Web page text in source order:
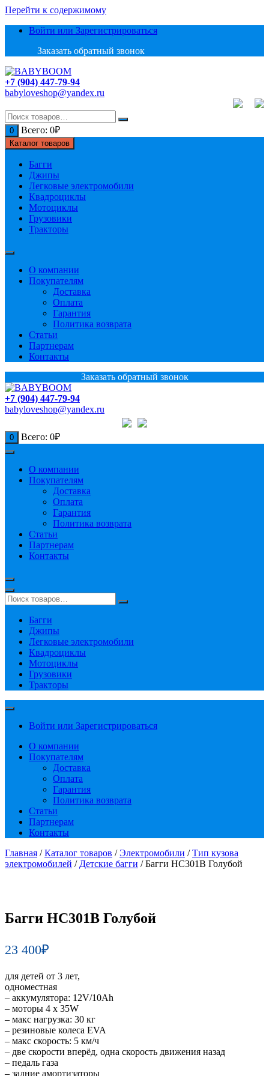
Перейти к содержимому
Войти или Зарегистрироваться
Заказать обратный звонок
+7 (904) 447-79-94
babyloveshop@yandex.ru
0 Всего: 0₽
Каталог товаров
Багги
Джипы
Легковые электромобили
Квадроциклы
Мотоциклы
Грузовики
Тракторы
О компании
Покупателям
Доставка
Оплата
Гарантия
Политика возврата
Статьи
Партнерам
Контакты
Заказать обратный звонок
+7 (904) 447-79-94
babyloveshop@yandex.ru
0 Всего: 0₽
О компании
Покупателям
Доставка
Оплата
Гарантия
Политика возврата
Статьи
Партнерам
Контакты
Багги
Джипы
Легковые электромобили
Квадроциклы
Мотоциклы
Грузовики
Тракторы
Войти или Зарегистрироваться
О компании
Покупателям
Доставка
Оплата
Гарантия
Политика возврата
Статьи
Партнерам
Контакты
Главная /Каталог товаров /Электромобили /Тип кузова
электромобилей / Детские багги / Багги HC301B Голубой
Багги HC301B Голубой
23 400₽
для детей от 3 лет,
одноместная
– аккумулятора: 12V/10Ah
– моторы 4 х 35W
– макс нагрузка: 30 кг
– резиновые колеса EVA
– макс скорость: 5 км/ч
– две скорости вперёд, одна скорость движения назад
– педаль газа
– задние амортизаторы